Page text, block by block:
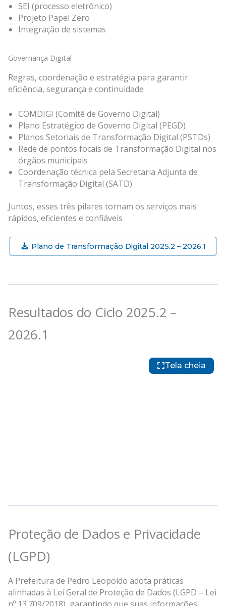
SEI (processo eletrônico)
Projeto Papel Zero
Integração de sistemas
Governança Digital
Regras, coordenação e estratégia para garantir
eficiência, segurança e continuidade
COMDIGI (Comitê de Governo Digital)
Plano Estratégico de Governo Digital (PEGD)
Planos Setoriais de Transformação Digital (PSTDs)
Rede de pontos focais de Transformação Digital nos
órgãos municipais
Coordenação técnica pela Secretaria Adjunta de
Transformação Digital (SATD)
Juntos, esses três pilares tornam os serviços mais
rápidos, eficientes e confiáveis
Plano de Transformação Digital 2025.2 – 2026.1
Resultados do Ciclo 2025.2 –
2026.1
Tela cheia
Proteção de Dados e Privacidade
(LGPD)
A Prefeitura de Pedro Leopoldo adota práticas
alinhadas à Lei Geral de Proteção de Dados (LGPD – Lei